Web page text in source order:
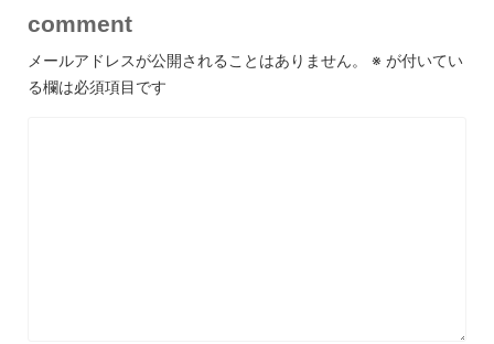
comment
メールアドレスが公開されることはありません。 ※ が付いてい
る欄は必須項目です